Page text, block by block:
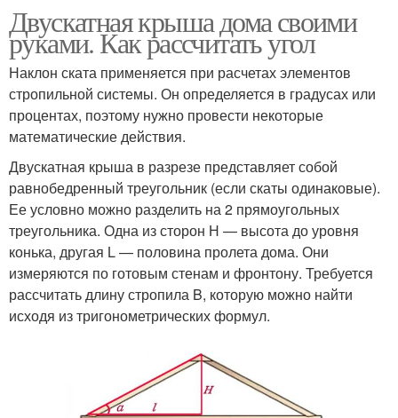
Двускатная крыша дома своими
руками. Как рассчитать угол
Наклон ската применяется при расчетах элементов
стропильной системы. Он определяется в градусах или
процентах, поэтому нужно провести некоторые
математические действия.
Двускатная крыша в разрезе представляет собой
равнобедренный треугольник (если скаты одинаковые).
Ее условно можно разделить на 2 прямоугольных
треугольника. Одна из сторон Н — высота до уровня
конька, другая L — половина пролета дома. Они
измеряются по готовым стенам и фронтону. Требуется
рассчитать длину стропила B, которую можно найти
исходя из тригонометрических формул.